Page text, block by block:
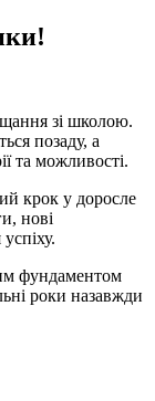
зі школою.
позаду, а
та можливості.
крок у доросле
нові
фундаментом
роки назавжди